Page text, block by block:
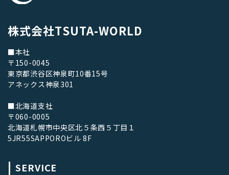
株式会社TSUTA-WORLD
■本社
〒150-0045
東京都渋谷区神泉町10番15号
アネックス神泉301
■北海道支社
〒060-0005
北海道札幌市中央区北５条西５丁目１
5JR55SAPPOROビル 8F
SERVICE